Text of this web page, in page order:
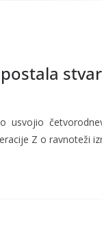
usvojio
Z o ravnoteži